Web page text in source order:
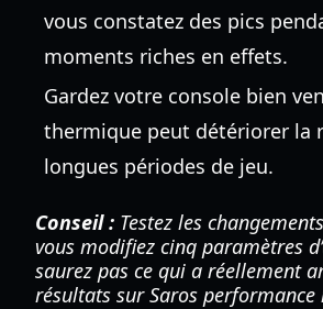
vous constatez des pics
moments riches en effets.
Gardez votre console bien
thermique peut détériorer la
longues périodes de jeu.
Conseil : Testez les
vous modifiez cinq paramètres
saurez pas ce qui a réellement
résultats sur Saros performance